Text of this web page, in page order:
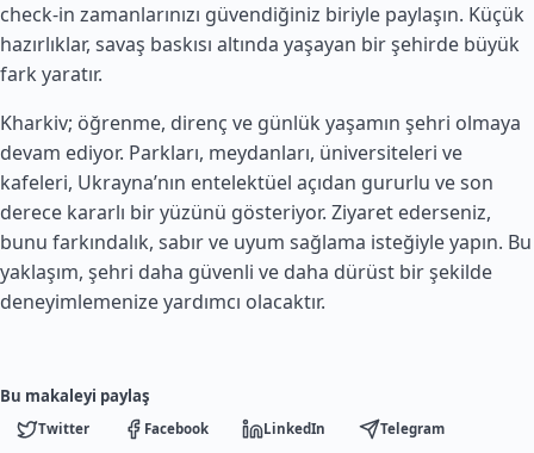
check-in zamanlarınızı güvendiğiniz biriyle paylaşın. Küçük
hazırlıklar, savaş baskısı altında yaşayan bir şehirde büyük
fark yaratır.
Kharkiv; öğrenme, direnç ve günlük yaşamın şehri olmaya
devam ediyor. Parkları, meydanları, üniversiteleri ve
kafeleri, Ukrayna’nın entelektüel açıdan gururlu ve son
derece kararlı bir yüzünü gösteriyor. Ziyaret ederseniz,
bunu farkındalık, sabır ve uyum sağlama isteğiyle yapın. Bu
yaklaşım, şehri daha güvenli ve daha dürüst bir şekilde
deneyimlemenize yardımcı olacaktır.
Bu makaleyi paylaş
Twitter Facebook LinkedIn Telegram